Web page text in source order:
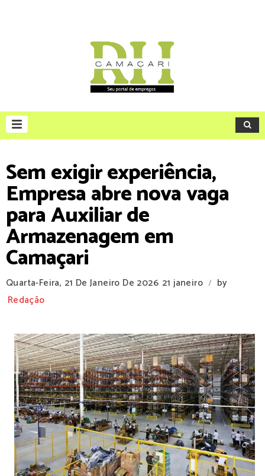
Sem exigir experiência,
Empresa abre nova vaga
para Auxiliar de
Armazenagem em
Camaçari
Quarta-Feira, 21 De Janeiro De 2026 21 janeiro /
by
Redação